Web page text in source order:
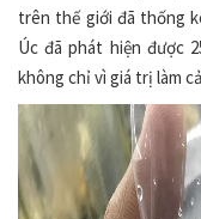
trên thế giới đã thống
Úc đã phát hiện được
không chỉ vì giá trị làm